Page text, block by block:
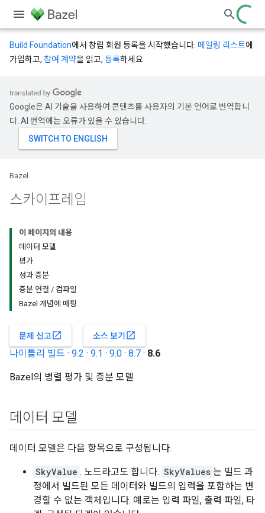
Build Foundation에서 창립 회원 등록을 시작했습니다. 메일링 리스트에
가입하고, 참여 계약을 읽고, 등록하세요.
Google은 AI 기술을 사용하여 콘텐츠를 사용자의 기본 언어로 번역합니
다. AI 번역에는 오류가 있을 수 있습니다.
Bazel
스카이프레임
이 페이지의 내용
데이터 모델
평가
성과 증분
증분 연결 / 컴파일
Bazel 개념에 매핑
문제 신고open_in_new 소스 보기 open_in_new
나이틀리 빌드 · 9.2 · 9.1 · 9.0 · 8.7 · 8.6
Bazel의 병렬 평가 및 증분 모델
데이터 모델
데이터 모델은 다음 항목으로 구성됩니다.
SkyValue . 노드라고도 합니다. SkyValues 는 빌드 과
정에서 빌드된 모든 데이터와 빌드의 입력을 포함하는 변
경할 수 없는 객체입니다. 예로는 입력 파일, 출력 파일, 타